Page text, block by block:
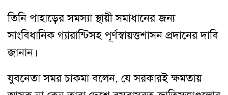
তিনি পাহাড়ের সমস্যা স্থায়ী সমাধানের জন্য
সাংবিধানিক গ্যারান্টিসহ পূর্ণস্বায়ত্তশাসন প্রদানের দাবি
জানান।
যুবনেতা সমর চাকমা বলেন, যে সরকারই ক্ষমতায়